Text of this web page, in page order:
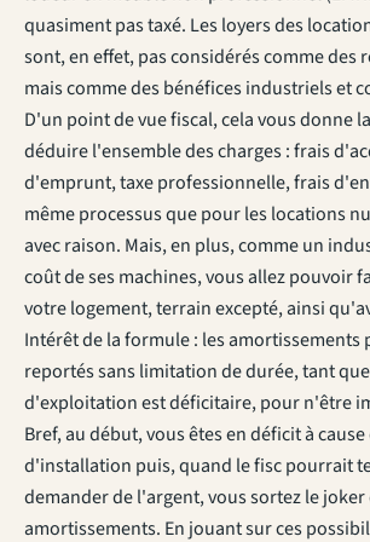
quasiment pas taxé. Les loyers des
sont, en effet, pas considérés comme des
mais comme des bénéfices industriels et
D'un point de vue fiscal, cela vous donne
déduire l'ensemble des charges : frais
d'emprunt, taxe professionnelle, frais
même processus que pour les locations
avec raison. Mais, en plus, comme un
coût de ses machines, vous allez pouvoir
votre logement, terrain excepté, ainsi
Intérêt de la formule : les amortissements
reportés sans limitation de durée, tant
d'exploitation est déficitaire, pour n'être
Bref, au début, vous êtes en déficit à
d'installation puis, quand le fisc pourrait
demander de l'argent, vous sortez le joker
amortissements. En jouant sur ces